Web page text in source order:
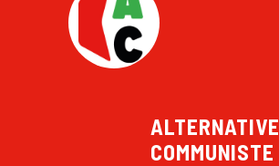
ALTERNATIVE
COMMUNISTE